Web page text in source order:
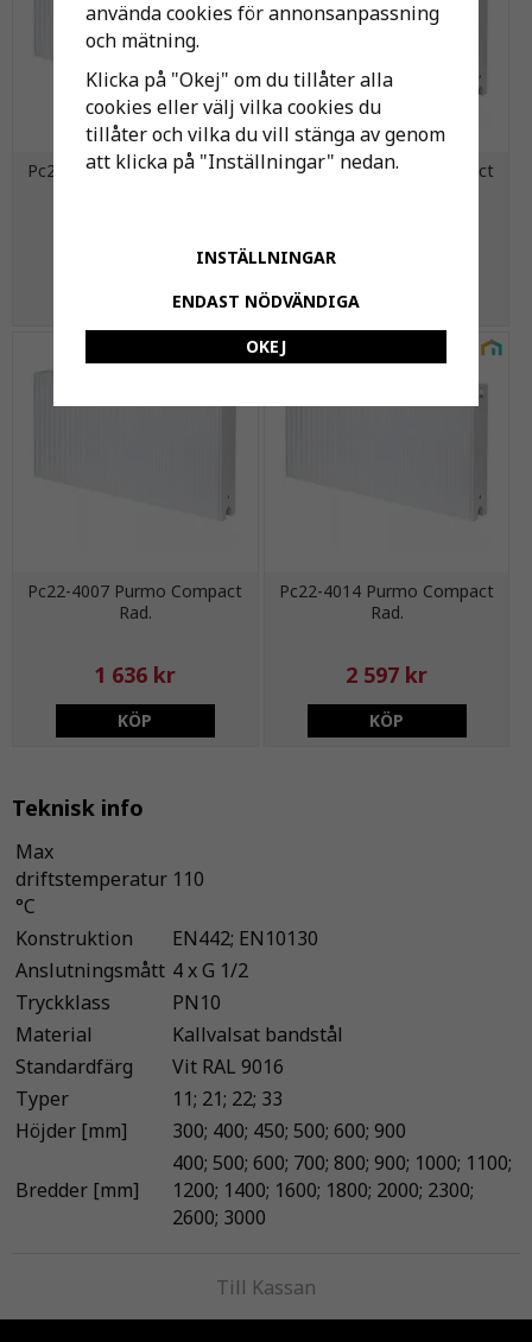
Pc22-6016 Purmo Compact
Pc22-9004 Purmo Compact
Pc22-4007 Purmo Compact
Rad.
1 636 kr
KÖP
Pc22-4014 Purmo Compact
Rad.
2 597 kr
KÖP
Teknisk info
Max
driftstemperatur
°C
110
Konstruktion
EN442; EN10130
Anslutningsmått 4 x G 1/2
Tryckklass
PN10
Material
Kallvalsat bandstål
Standardfärg
Vit RAL 9016
Typer
11; 21; 22; 33
Höjder [mm]
300; 400; 450; 500; 600; 900
Bredder [mm]
400; 500; 600; 700; 800; 900; 1000; 1100;
1200; 1400; 1600; 1800; 2000; 2300;
2600; 3000
Till Kassan
använda cookies för annonsanpassning
och mätning.
Klicka på "Okej" om du tillåter alla
cookies eller välj vilka cookies du
tillåter och vilka du vill stänga av genom
att klicka på "Inställningar" nedan.
INSTÄLLNINGAR
ENDAST NÖDVÄNDIGA
OKEJ